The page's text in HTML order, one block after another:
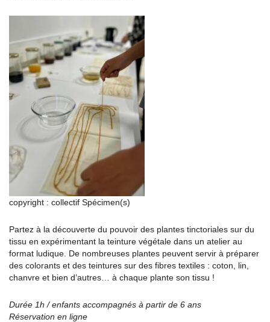
copyright : collectif Spécimen(s)
Partez à la découverte du pouvoir des plantes tinctoriales sur du
tissu en expérimentant la teinture végétale dans un atelier au
format ludique. De nombreuses plantes peuvent servir à préparer
des colorants et des teintures sur des fibres textiles : coton, lin,
chanvre et bien d’autres… à chaque plante son tissu !
Durée 1h / enfants accompagnés à partir de 6 ans
Réservation en ligne